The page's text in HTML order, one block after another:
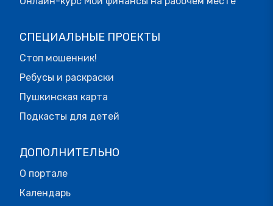
СПЕЦИАЛЬНЫЕ ПРОЕКТЫ
Стоп мошенник!
Ребусы и раскраски
Пушкинская карта
Подкасты для детей
ДОПОЛНИТЕЛЬНО
О портале
Календарь